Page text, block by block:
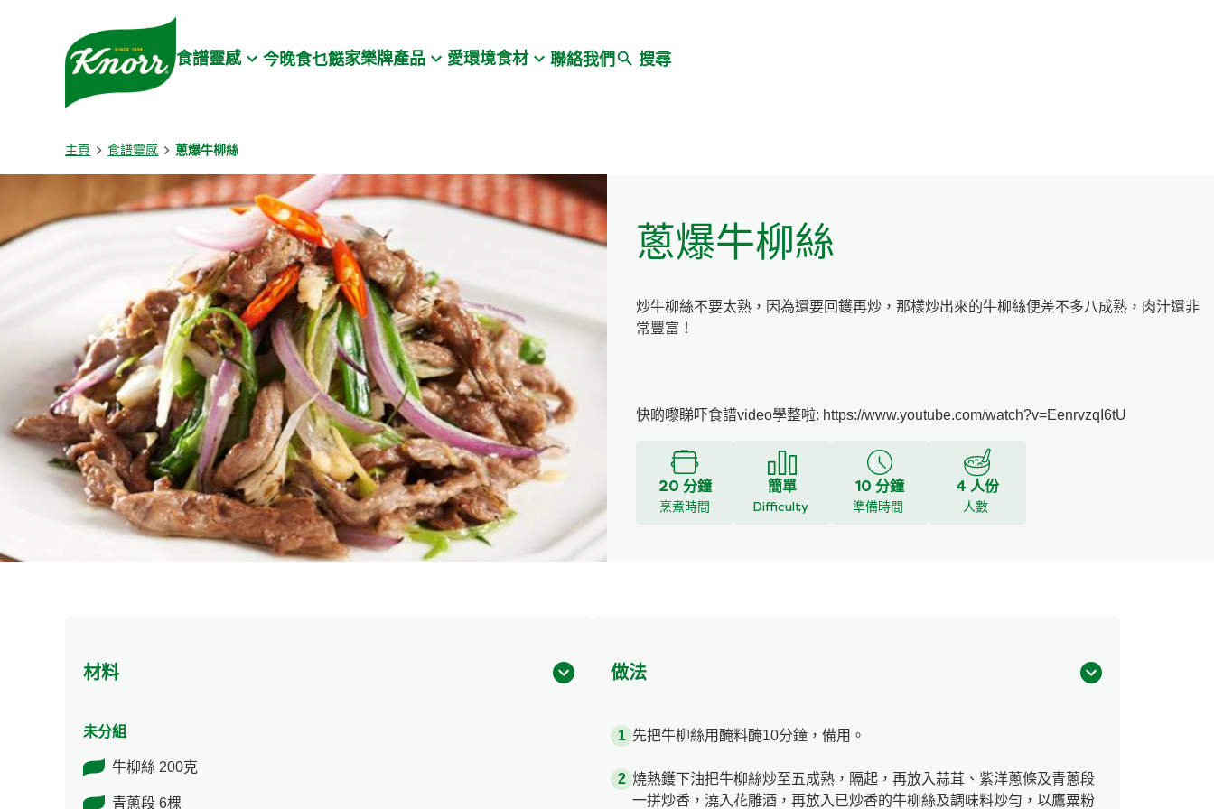
Skip to:
食譜靈感 今晚食乜餸家樂牌產品 愛環境食材 聯絡我們 搜尋
主頁 食譜靈感 蔥爆牛柳絲
蔥爆牛柳絲
炒牛柳絲不要太熟，因為還要回鑊再炒，那樣炒出來的牛柳絲便差不多八成熟，肉汁還非
常豐富！
快啲嚟睇吓食譜video學整啦: https://www.youtube.com/watch?v=EenrvzqI6tU
20 分鐘
烹煮時間
簡單
Difficulty
10 分鐘
準備時間
4 人份
人數
材料
未分組
牛柳絲 200克
青蔥段 6棵
做法
先把牛柳絲用醃料醃10分鐘，備用。
燒熱鑊下油把牛柳絲炒至五成熟，隔起，再放入蒜茸、紫洋蔥條及青蔥段
一拼炒香，澆入花雕酒，再放入已炒香的牛柳絲及調味料炒勻，以鷹粟粉